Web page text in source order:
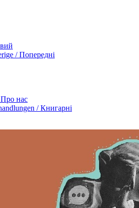
/ Попередні
нас
/ Книгарні